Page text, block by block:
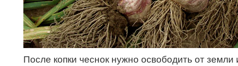
После копки чеснок нужно освободить от земли